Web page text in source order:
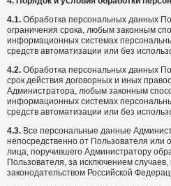
4.1. Обработка персональных данных
ограничения срока, любым законным
информационных системах
средств автоматизации или без
4.2. Обработка персональных данных
срок действия договорных и иных
Администратора, любым законным
информационных системах
средств автоматизации или без
4.3. Все персональные данные
непосредственно от Пользователя или
лица, поручившего Администратору
Пользователя, за исключением
законодательством Российской